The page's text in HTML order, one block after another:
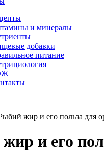
и минералы
добавки
питание
жир и его польза для
и его